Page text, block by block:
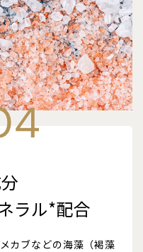
ラル*配合
カブなどの海藻（褐藻